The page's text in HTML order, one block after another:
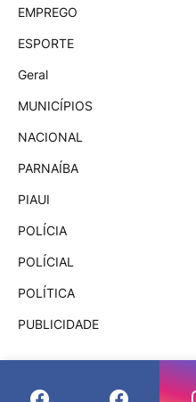
EMPREGO
ESPORTE
Geral
MUNICÍPIOS
NACIONAL
PARNAÍBA
PIAUI
POLÍCIA
POLÍCIAL
POLÍTICA
PUBLICIDADE